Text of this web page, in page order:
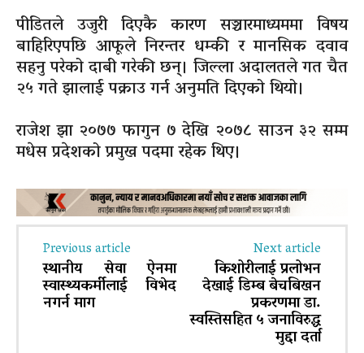
पीडितले उजुरी दिएकै कारण सञ्चारमाध्यममा विषय
बाहिरिएपछि आफूले निरन्तर धम्की र मानसिक दवाव
सहनु परेको दाबी गरेकी छन्। जिल्ला अदालतले गत चैत
२५ गते झालाई पक्राउ गर्न अनुमति दिएको थियो।
राजेश झा २०७७ फागुन ७ देखि २०७८ साउन ३२ सम्म
मधेस प्रदेशको प्रमुख पदमा रहेक थिए।
Previous article
स्थानीय सेवा ऐनमा
स्वास्थ्यकर्मीलाई विभेद
नगर्न माग
Next article
किशोरीलाई प्रलोभन
देखाई डिम्ब बेचबिखन
प्रकरणमा डा.
स्वस्तिसहित ५ जनाविरुद्ध
मुद्दा दर्ता